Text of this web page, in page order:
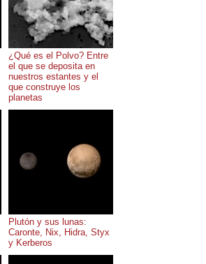
¿Qué es el Polvo? Entre
el que se deposita en
nuestros estantes y el
que construye los
planetas
Plutón y sus lunas:
Caronte, Nix, Hidra, Styx
y Kerberos